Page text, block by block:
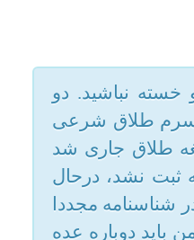
هیچگونه رابطه ای نداشته
یکدیگر نامحرم بودیم
حضرت آیت الله العظمی
شیرازی(مدظله)
اگر در دو سال قبل واقعاً
طلاق جاری شده و رجوع هم